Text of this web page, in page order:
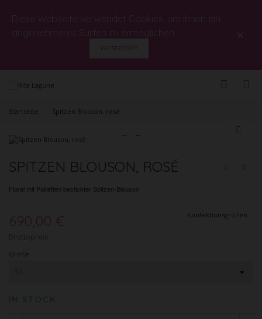
Diese Webseite verwendet Cookies, um Ihnen ein
angenehmeres Surfen zu ermöglichen.
Verstanden
×
Startseite Spitzen Blouson, rosé
SPITZEN BLOUSON, ROSÉ
Floral mit Pailletten bestickter Spitzen-Blouson
690,00 € Konfektionsgrößen
Größe
IN STOCK